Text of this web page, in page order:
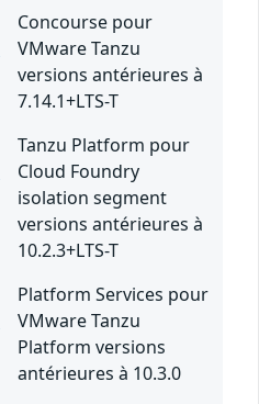
Concourse pour
VMware Tanzu
versions antérieures à
7.14.1+LTS-T
Tanzu Platform pour
Cloud Foundry
isolation segment
versions antérieures à
10.2.3+LTS-T
Platform Services pour
VMware Tanzu
Platform versions
antérieures à 10.3.0